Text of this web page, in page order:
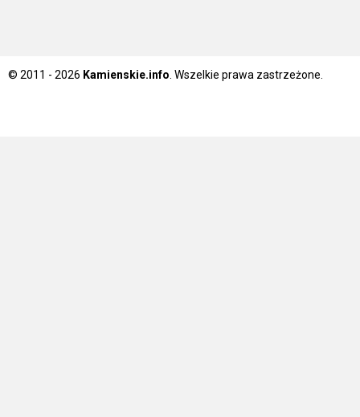
© 2011 - 2026 Kamienskie.info . Wszelkie prawa zastrzeżone.